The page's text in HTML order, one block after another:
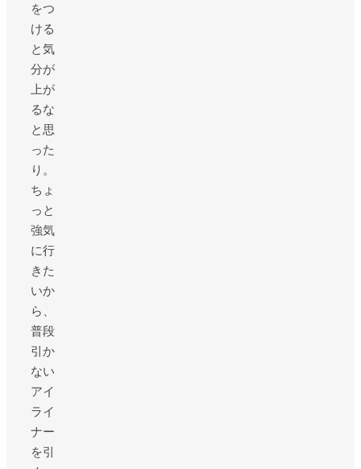
をつ
ける
と気
分が
上が
るな
と思
った
り。
ちょ
っと
強気
に行
きた
いか
ら、
普段
引か
ない
アイ
ライ
ナー
を引